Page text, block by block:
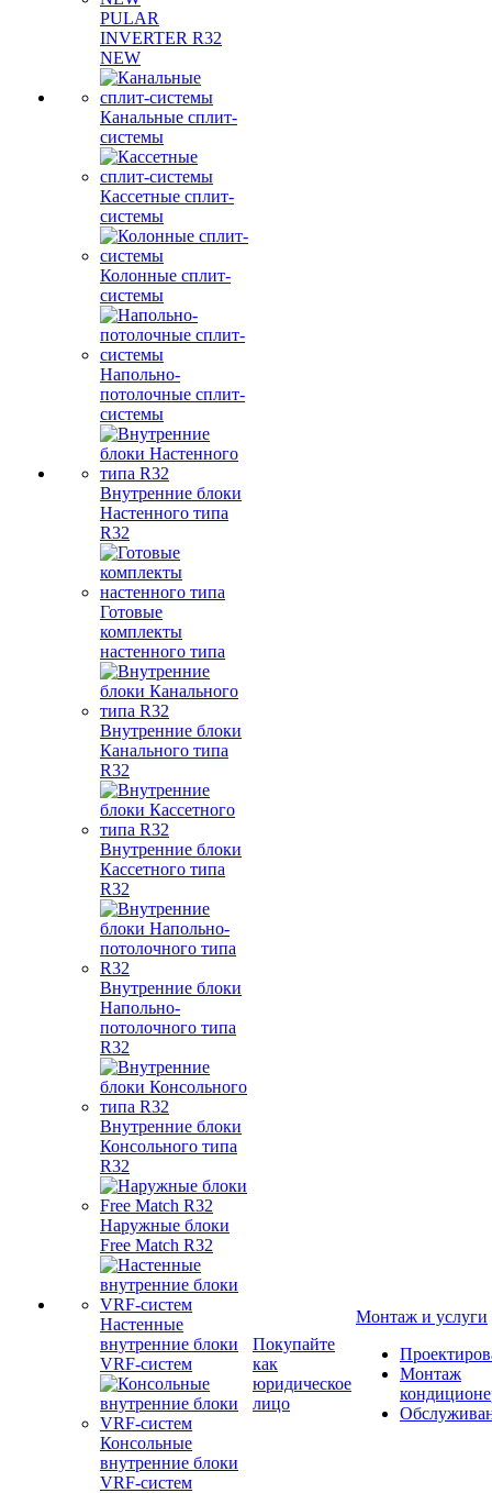
PULAR
INVERTER R32
NEW
Канальные сплит-
системы
Кассетные сплит-
системы
Колонные сплит-
системы
Напольно-
потолочные сплит-
системы
Внутренние блоки
Настенного типа
R32
Готовые
комплекты
настенного типа
Внутренние блоки
Канального типа
R32
Внутренние блоки
Кассетного типа
R32
Внутренние блоки
Напольно-
потолочного типа
R32
Внутренние блоки
Консольного типа
R32
Наружные блоки
Free Match R32
Настенные
внутренние блоки
VRF-систем
Консольные
внутренние блоки
VRF-систем
Покупайте
как
юридическое
лицо
Монтаж и услуги
Монтаж